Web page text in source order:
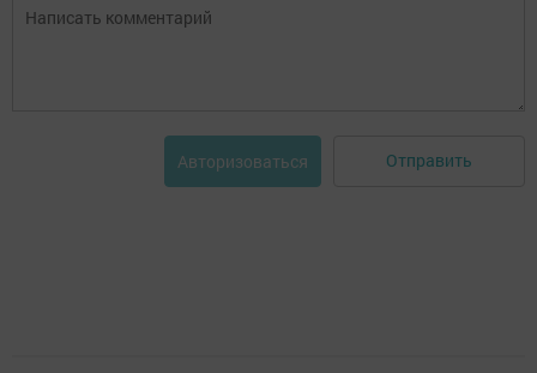
Авторизоваться Отправить